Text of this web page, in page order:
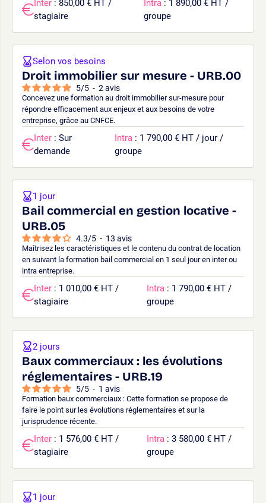
Inter : 850,00 € HT /
stagiaire
Intra : 1 890,00 € HT /
groupe
Droit immobilier sur mesure - URB.00
5/5 - 2 avis
Concevez une formation au droit immobilier sur-mesure pour
répondre efficacement aux enjeux et aux besoins de votre
entreprise, grâce au CNFCE.
Selon vos besoins
Inter : Sur
demande
Intra : 1 790,00 € HT / jour /
groupe
Bail commercial en gestion locative -
URB.05
4.3/5 - 13 avis
Maîtrisez les caractéristiques et le contenu du contrat de location
en suivant la formation bail commercial en 1 seul jour en inter ou
intra entreprise.
1 jour
Inter : 1 010,00 € HT /
stagiaire
Intra : 1 790,00 € HT /
groupe
Baux commerciaux : les évolutions
réglementaires - URB.19
5/5 - 1 avis
Formation baux commerciaux : Cette formation se propose de
faire le point sur les évolutions réglementaires et sur la
jurisprudence récente.
2 jours
Inter : 1 576,00 € HT /
stagiaire
Intra : 3 580,00 € HT /
groupe
1 jour